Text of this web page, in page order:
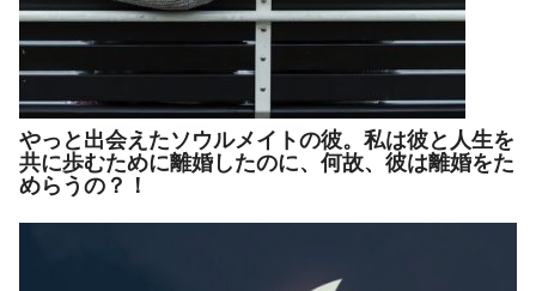
やっと出会えたソウルメイトの彼。私は彼と人生を
共に歩むために離婚したのに、何故、彼は離婚をた
めらうの？！